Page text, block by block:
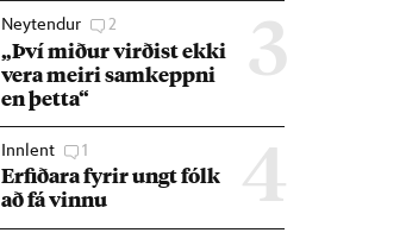
3
Neytendur 2
„Því mið­ur virð­ist ekki
vera meiri sam­keppni
en þetta“
4
Innlent 1
Erf­ið­ara fyr­ir ungt fólk
að fá vinnu